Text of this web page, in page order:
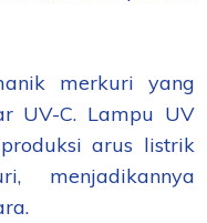
merkuri yang
UV-C. Lampu UV
arus listrik
menjadikannya